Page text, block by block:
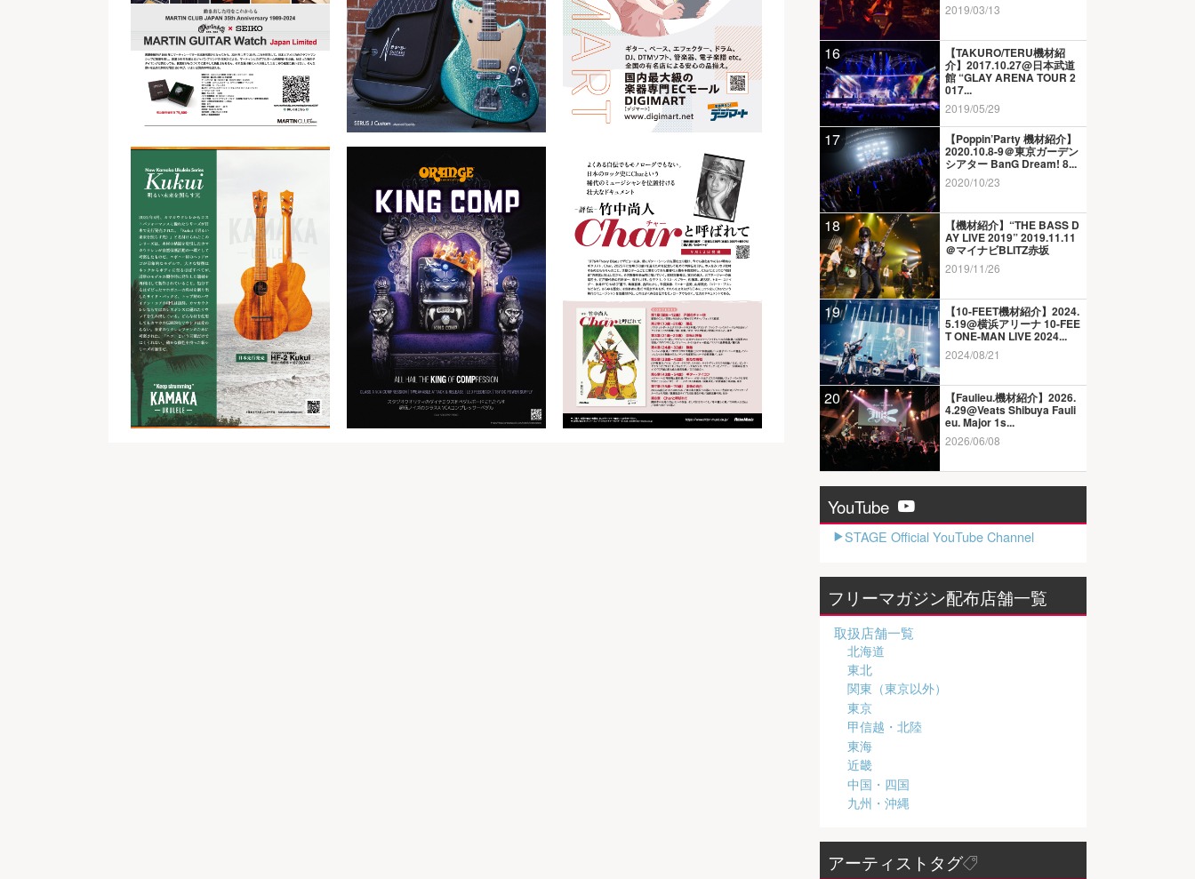
2019/03/13
16 【TAKURO/TERU機材紹
介】2017.10.27@日本武道
館 “GLAY ARENA TOUR 2
017...
2019/05/29
17 【Poppin’Party 機材紹介】
2020.10.8-9＠東京ガーデン
シアター BanG Dream! 8...
2020/10/23
18 【機材紹介】“THE BASS D
AY LIVE 2019” 2019.11.11
＠マイナビBLITZ赤坂
2019/11/26
19 【10-FEET機材紹介】2024.
5.19@横浜アリーナ 10-FEE
T ONE-MAN LIVE 2024...
2024/08/21
20 【Faulieu.機材紹介】2026.
4.29@Veats Shibuya Fauli
eu. Major 1s...
2026/06/08
YouTube
STAGE Official YouTube Channel
フリーマガジン配布店舗一覧
取扱店舗一覧
北海道
東北
関東（東京以外）
東京
甲信越・北陸
東海
近畿
中国・四国
九州・沖縄
アーティストタグ